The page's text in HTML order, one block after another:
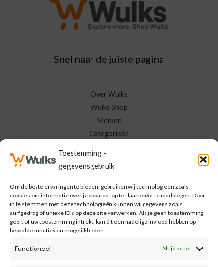
Toestemming -
gegevensgebruik
Om de beste ervaringen te bieden, gebruiken wij technologieën zoals
cookies om informatie over je apparaat op te slaan en/of te raadplegen. Door
in te stemmen met deze technologieën kunnen wij gegevens zoals
surfgedrag of unieke ID's op deze site verwerken. Als je geen toestemming
geeft of uw toestemming intrekt, kan dit een nadelige invloed hebben op
bepaalde functies en mogelijkheden.
Functioneel Altijd actief
Snel naar de juiste pagina
Over Wulks
Wulks Shop
Merken
Categorieën
Mijn Wulks
Meld je aan voor de Wulks nieuwsbrief
E
m